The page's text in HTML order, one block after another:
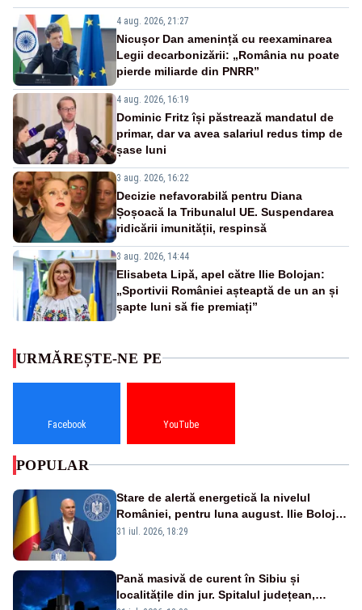
4 aug. 2026, 21:27
Nicușor Dan amenință cu reexaminarea
Legii decarbonizării: „România nu poate
pierde miliarde din PNRR”
4 aug. 2026, 16:19
Dominic Fritz își păstrează mandatul de
primar, dar va avea salariul redus timp de
șase luni
3 aug. 2026, 16:22
Decizie nefavorabilă pentru Diana
Șoșoacă la Tribunalul UE. Suspendarea
ridicării imunității, respinsă
3 aug. 2026, 14:44
Elisabeta Lipă, apel către Ilie Bolojan:
„Sportivii României așteaptă de un an și
șapte luni să fie premiați”
URMĂREȘTE-NE PE
Facebook YouTube
POPULAR
Stare de alertă energetică la nivelul
României, pentru luna august. Ilie Bolojan
a anunțat importuri și posibile restricții –
31 iul. 2026, 18:29
Pană masivă de curent în Sibiu și
localitățile din jur. Spitalul județean,